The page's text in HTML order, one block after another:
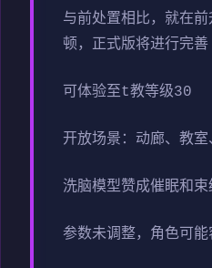
与前处置相比，就在
顿，正式版将进行完善
可体验至t教等级30
开放场景：动廊、教
洗脑模型赞成催眠和束
参数未调整，角色可